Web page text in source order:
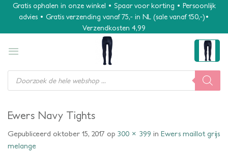
Gratis ophalen in onze winkel • Spaar voor korting • Persoonlijk
advies • Gratis verzending vanaf 75,- in NL (sale vanaf 150,-)•
Verzendkosten 4,99
Producten
zoeken
Ewers Navy Tights
Gepubliceerd oktober 15, 2017 op 300 × 399 in Ewers maillot grijs
melange